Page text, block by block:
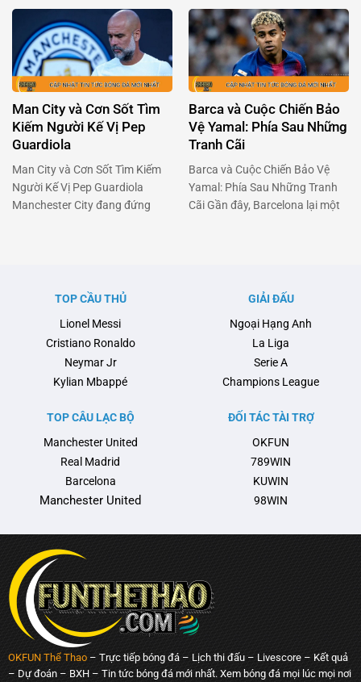
người Hà Lan, gần đây đã gây
bão với phát biểu về Alejandro
Garnacho – tài năng trẻ của
Manchester United. Ông cho
rằng Garnacho, một viên ngọc
sáng giá, đang bị kìm hãm bởi
chính môi trường …
chính là lần chuyển đến Chelsea
vào năm 2022. Chân sút người
Gabon đã dám trải lòng về giai
đoạn u ám ấy, và cách anh đang
tìm …
Man City và Cơn Sốt Tìm
Kiếm Người Kế Vị Pep
Guardiola
Man City và Cơn Sốt Tìm Kiếm
Người Kế Vị Pep Guardiola
Manchester City đang đứng
thế lực không thể cản phá tại
Barca và Cuộc Chiến Bảo
Vệ Yamal: Phía Sau Những
Tranh Cãi
Barca và Cuộc Chiến Bảo Vệ
Yamal: Phía Sau Những Tranh
Cãi Gần đây, Barcelona lại một
đội bóng này với Liên đoàn
TOP CẦU THỦ
Lionel Messi
Cristiano Ronaldo
Neymar Jr
Kylian Mbappé
GIẢI ĐẤU
Ngoại Hạng Anh
La Liga
Serie A
Champions League
TOP CÂU LẠC BỘ
Manchester United
Real Madrid
Barcelona
Manchester United
ĐỐI TÁC TÀI TRỢ
OKFUN
789WIN
KUWIN
98WIN
OKFUN Thể Thao– Trực tiếp bóng đá – Lịch thi đấu – Livescore – Kết quả
– Dự đoán – BXH – Tin tức bóng đá mới nhất. Xem bóng đá mọi lúc mọi nơi